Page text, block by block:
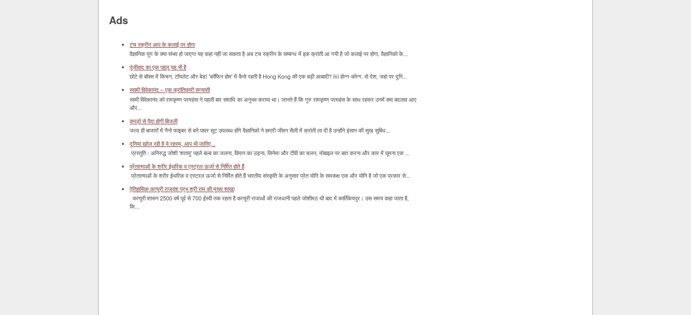
Ads
टच स्क्रीन आप के कलाई पर होगा
वैज्ञानिक युग के क्या संभव हो जाएगा यह कहा नहीं जा सकता है अब टच स्क्रीन के सम्बन्ध में इक क्रांती आ गयी है जो कलाई पर होगा, वैज्ञानिको के...
पूंजीवाद का एक पहलू यह भी है
छोटे से बॉक्‍स में किचन, टॉयलेट और बेड! 'कॉफिन होम' में कैसे रहती है Hong Kong की एक बड़ी आबादी? ￼ होन्ग-कोन्ग. वो देश, जहां पर दुनि...
स्वामी विवेकानंद – एक क्रांतिकारी सन्यासी
स्वमी विवेकानंद को रामकृष्ण परमहंस ने पहली बार समाधि का अनुभव कराया था। जानते हैं कि गुरु रामकृष्ण परमहंस के साथ रहकर उनमें क्या बदलाव आए
और...
कपड़ो से पैदा होगी बिजली
जल्द ही बाजारों में नैनो फाइबर से बने पावर सूट उपलब्ध होंगे वैज्ञानिको ने हमारी जीवन सैली में क्रांती ला दी है उन्होंने इंसान की सुख सुबिध...
दुनिया खोज रही है ये रहस्य, आप भी जानिए...
प्रस्तुति : अनिरुद्ध जोशी 'शतायु' पहले बल्ब का जलना, विमान का उड़ना, सिनेमा और टीवी का चलन, मोबाइल पर बात करना और कार में घूमना एक ...
प्रेतात्माओं के शरीर ईथरिक व एस्ट्रल ऊर्जा से निर्मित होते हैं
प्रेतात्माओं के शरीर ईथरिक व एस्ट्रल ऊर्जा से निर्मित होते हैं भारतीय संस्कृति के अनुसार प्रेत योनि के समकक्ष एक और योनि है जो एक प्रकार से...
ऐतिहासिक कत्यूरी राजवंश प्रभु श्री राम की मुख्य शाखा
कत्यूरी शासन 2500 वर्ष पूर्व से 700 ईस्वी तक रहता है कत्यूरी राजाओं की राजधानी पहले जोशीमठ थी बाद में कार्तिकेयपुर। उस समय कहा जाता है,
कि...